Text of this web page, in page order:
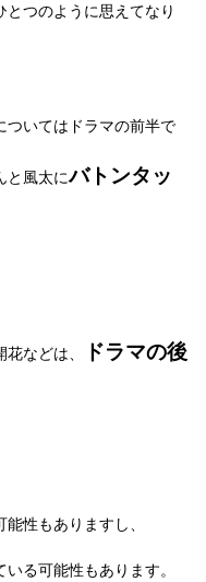
つのように思えてなり
ついてはドラマの前半で
と風太にバトンタッ
などは、
ドラマの後
性もありますし、
る可能性もあります。